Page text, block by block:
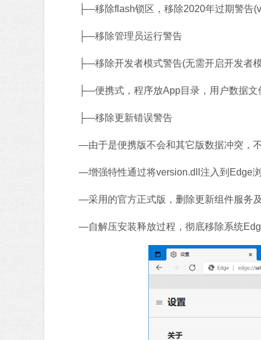
├—移除flash锁区，移除2020年过期警告
├—移除管理员运行警告
├—移除开发者模式警告(无需开启开发者模
├—便携式，程序放App目录，用户数据文
├—移除更新错误警告
—由于是便携版不会和其它版数据冲突，不
—增强特性通过将version.dll注入到Edge浏
—采用的官方正式版，删除更新组件服务及
—自解压安装释放过程，彻底移除系统